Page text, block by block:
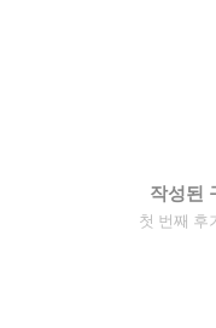
작성된
첫 번째 후